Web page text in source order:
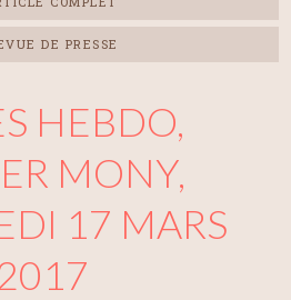
DE PRESSE
HEBDO,
MONY,
17 MARS